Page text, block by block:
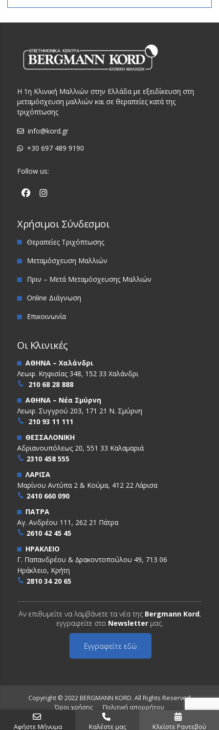
Η 1η Κλινική Μαλλιών στην Ελλάδα με εξειδίκευση στη
μεταμόσχευση μαλλιών και σε θεραπείες κατά της
τριχόπτωσης
info@kord.gr
+30 697 489 9190
Follow us:
Χρήσιμοι Σύνδεσμοι
Θεραπείες Τριχόπτωσης
Μεταμόσχευση Μαλλιών
Πριν – Μετά Μεταμόσχευσης Μαλλιών
Online Διάγνωση
Επικοινωνία
Οι Κλινικές
ΑΘΗΝΑ – Χαλάνδρι
Λεωφ. Κηφισίας 348, 152 33 Χαλάνδρι
210 68 28 888
ΑΘΗΝΑ – Νέα Σμύρνη
Λεωφ. Συγγρού 203, 171 21 Ν. Σμύρνη
210 93 11 111
ΘΕΣΣΑΛΟΝΙΚΗ
Αδριανουπόλεως 20, 551 33 Καλαμαριά
2310 458 555
ΛΑΡΙΣΑ
Μαρίνου Αντύπα 2 & Κούμα, 412 22 Λάρισα
2410 660 090
ΠΑΤΡΑ
Αγ. Ανδρέου 111, 262 21 Πάτρα
2610 42 45 45
ΗΡΑΚΛΕΙΟ
Γ. Παπανδρέου & ∆ρακοντοπούλου 49, 713 06
Ηράκλειο, Κρήτη
2810 34 20 65
Αν επιθυμείτε να λαμβάνετε τα νέα της Bergmann Kord,
εγγραφείτε στο Newsletterμας.
Εγγραφείτε εδώ
Copyright © 2022 BERGMANN KORD. All Rights Reserved
Όροι χρήσης
Πολιτική απορρήτου
Κλείστε Ραντεβού
Αφήστε Μήνυμα Καλέστε μας